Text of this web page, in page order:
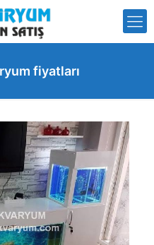
fiyatları